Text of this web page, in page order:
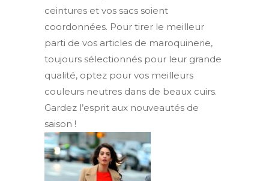
ceintures et vos sacs soient
coordonnées. Pour tirer le meilleur
parti de vos articles de maroquinerie,
toujours sélectionnés pour leur grande
qualité, optez pour vos meilleurs
couleurs neutres dans de beaux cuirs.
Gardez l’esprit aux nouveautés de
saison !